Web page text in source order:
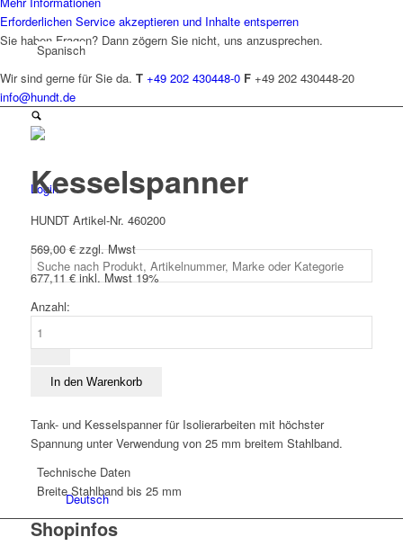
Spanisch
Login
Deutsch
Erforderlichen Service akzeptieren und Inhalte entsperren
Sie haben Fragen? Dann zögern Sie nicht, uns anzusprechen.
Wir sind gerne für Sie da. T +49 202 430448-0 F +49 202 430448-20
info@hundt.de
Kesselspanner
HUNDT Artikel-Nr. 460200
569,00€zzgl. Mwst
677,11€inkl. Mwst 19%
Anzahl:
In den Warenkorb
Tank- und Kesselspanner für Isolierarbeiten mit höchster
Spannung unter Verwendung von 25 mm breitem Stahlband.
Technische Daten
Breite Stahlband bis 25 mm
Shopinfos